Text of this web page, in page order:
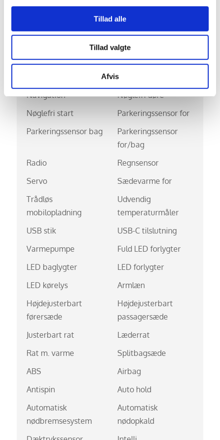
Tillad alle
Tillad valgte
Afvis
Håndfri telefon
Kørecomputer
Multifunktionsrat
Musikstreaming via
bluetooth
Navigation
Nøglefri døre
Nøglefri start
Parkeringssensor for
Parkeringssensor bag
Parkeringssensor
for/bag
Radio
Regnsensor
Servo
Sædevarme for
Trådløs
mobilopladning
Udvendig
temperaturmåler
USB stik
USB-C tilslutning
Varmepumpe
Fuld LED forlygter
LED baglygter
LED forlygter
LED kørelys
Armlæn
Højdejusterbart
førersæde
Højdejusterbart
passagersæde
Justerbart rat
Læderrat
Rat m. varme
Splitbagsæde
ABS
Airbag
Antispin
Auto hold
Automatisk
nødbremsesystem
Automatisk
nødopkald